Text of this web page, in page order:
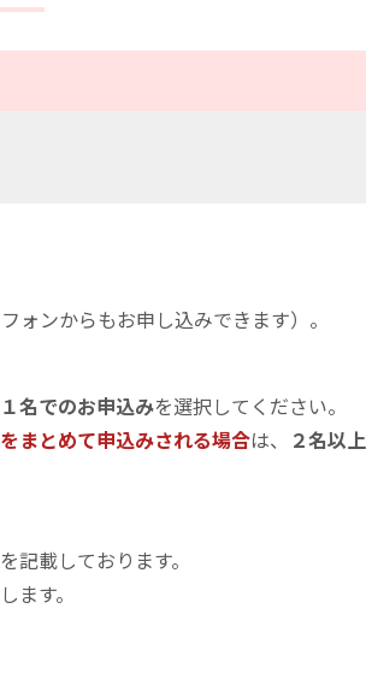
ォンからもお申し込みできます）。
１名でのお申込みを選択してください。
まとめて申込みされる場合は、
２名以上
載しております。
ます。